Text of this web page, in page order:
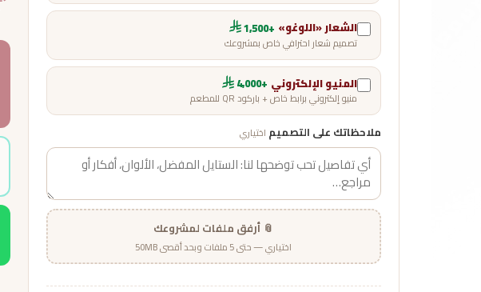
الشعار «اللوغو» +1,500
تصميم شعار احترافي خاص بمشروعك
المنيو الإلكتروني +4,000
منيو إلكتروني برابط خاص + باركود QR للمطعم
ملاحظاتك على التصميم اختياري
📎 أرفق ملفات لمشروعك
اختياري — حتى 5 ملفات وبحد أقصى 50MB